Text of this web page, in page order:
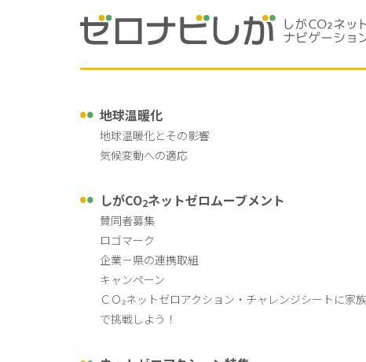
地球温暖化
地球温暖化とその影響
気候変動への適応
しがCO2ネットゼロムーブメント
賛同者募集
ロゴマーク
企業－県の連携取組
キャンペーン
ＣＯ₂ネットゼロアクション・チャレンジシートに家族
で挑戦しよう！